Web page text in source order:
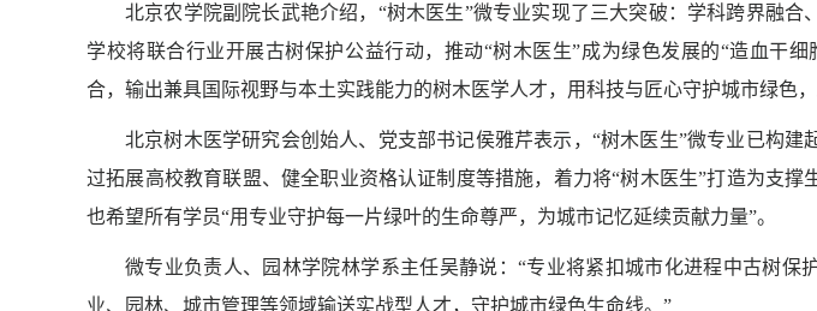
北京农学院副院长武艳介绍，“树木医生”微专业实现了三大突破：学科跨界融合
学校将联合行业开展古树保护公益行动，推动“树木医生”成为绿色发展的“造血干
合，输出兼具国际视野与本土实践能力的树木医学人才，用科技与匠心守护城市绿色，
北京树木医学研究会创始人、党支部书记侯雅芹表示，“树木医生”微专业已构建
过拓展高校教育联盟、健全职业资格认证制度等措施，着力将“树木医生”打造为支撑
也希望所有学员“用专业守护每一片绿叶的生命尊严，为城市记忆延续贡献力量”。
微专业负责人、园林学院林学系主任吴静说：“专业将紧扣城市化进程中古树保
业、园林、城市管理等领域输送实战型人才，守护城市绿色生命线。”